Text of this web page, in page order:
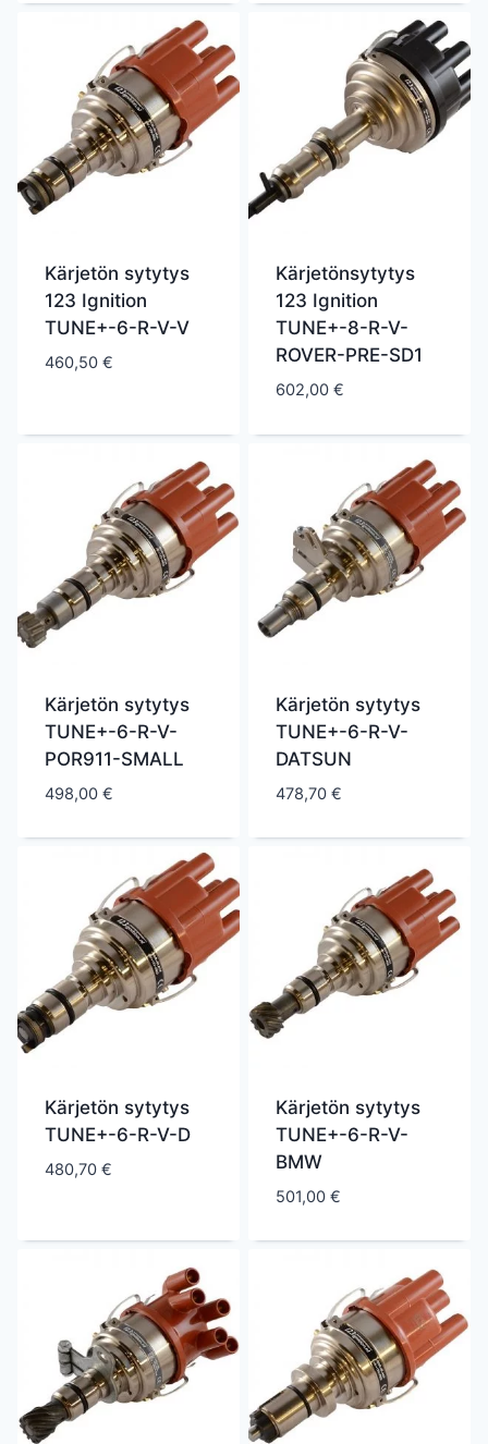
Kärjetön sytytys
123 Ignition
TUNE+-6-R-V-V
460,50 €
Kärjetönsytytys
123 Ignition
TUNE+-8-R-V-
ROVER-PRE-SD1
602,00 €
Kärjetön sytytys
TUNE+-6-R-V-
POR911-SMALL
498,00 €
Kärjetön sytytys
TUNE+-6-R-V-
DATSUN
478,70 €
Kärjetön sytytys
TUNE+-6-R-V-D
480,70 €
Kärjetön sytytys
TUNE+-6-R-V-
BMW
501,00 €